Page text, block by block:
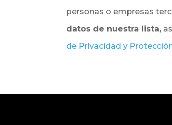
personas o empresas
datos de nuestra lista,
de Privacidad y